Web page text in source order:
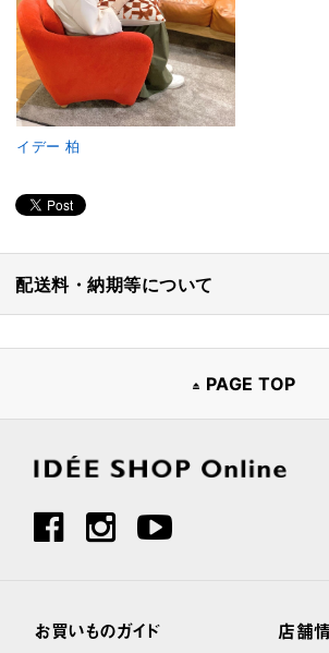
イデー 柏
配送料・納期等について
PAGE TOP
お買いものガイド 店舗